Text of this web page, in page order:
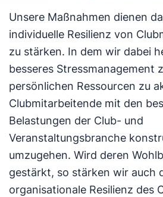
Unsere Maßnahmen dienen
individuelle Resilienz von
zu stärken. In dem wir dabei
besseres Stressmanagement
persönlichen Ressourcen zu
Clubmitarbeitende mit den
Belastungen der Club- und
Veranstaltungsbranche
umzugehen. Wird deren
gestärkt, so stärken wir auch
organisationale Resilienz des